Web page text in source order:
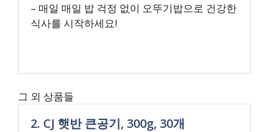
– 매일 매일 밥 걱정 없이 오뚜기밥으로 건강한
식사를 시작하세요!
그 외 상품들
2. CJ 햇반 큰공기, 300g, 30개